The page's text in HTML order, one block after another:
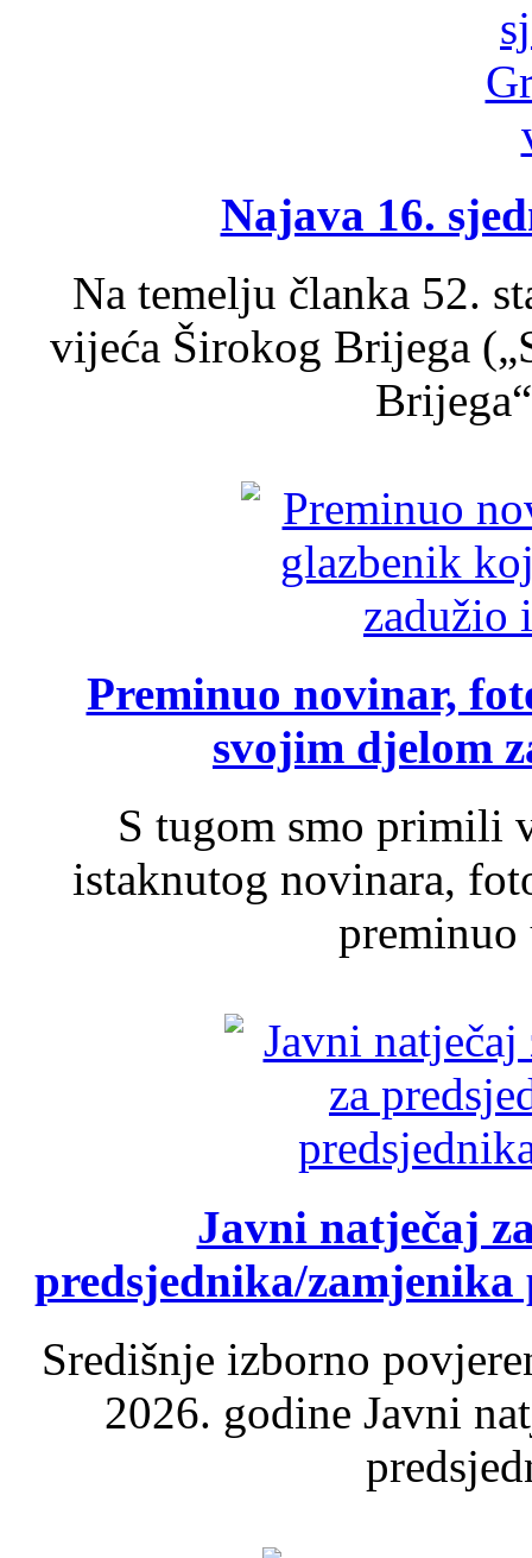
Najava 16.
Na temelju članka 52.
vijeća Širokog Brijega
Preminuo novinar,
svojim djelom
S tugom smo primili
istaknutog novinara,
Javni natječaj
predsjednika/
Središnje izborno
2026. godine Javni